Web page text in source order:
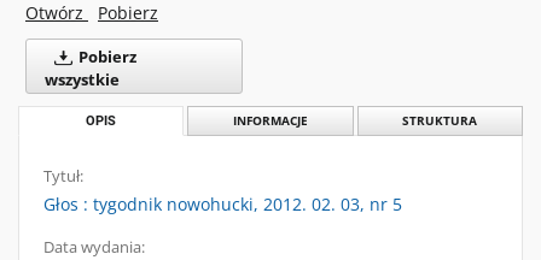
Otwórz
Pobierz
Pobierz
wszystkie
OPIS INFORMACJE STRUKTURA
Tytuł:
Głos : tygodnik nowohucki, 2012. 02. 03, nr 5
Data wydania: